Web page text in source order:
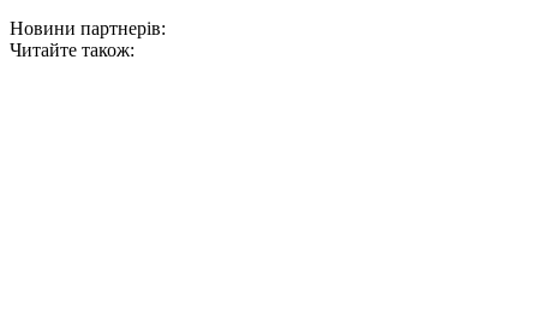
Новини партнерів:
Читайте також: